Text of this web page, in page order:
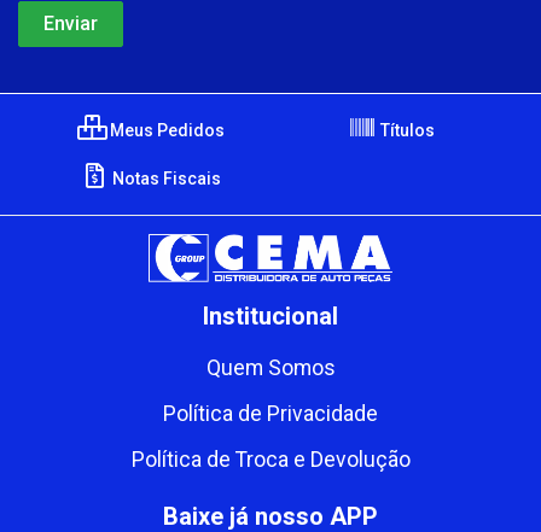
Meus Pedidos Títulos
Notas Fiscais
Institucional
Quem Somos
Política de Privacidade
Política de Troca e Devolução
Baixe já nosso APP